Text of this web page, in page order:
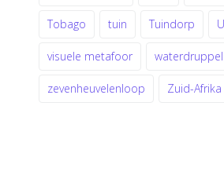
Tobago tuin Tuindorp
visuele metafoor
zevenheuvelenloop Zuid-Afrika